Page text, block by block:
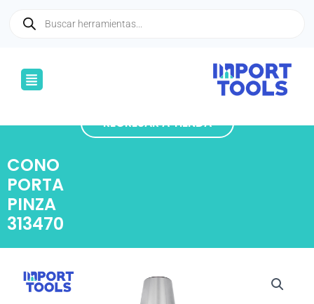
productos
Menú
CONO
PORTA
PINZA
313470
REGRESAR A TIENDA